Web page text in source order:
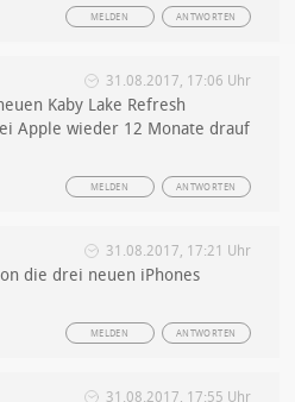
ANTWORTEN
MELDEN
31.08.2017, 17:06 Uhr
Kaby Lake Refresh
Apple wieder 12 Monate drauf
ANTWORTEN
MELDEN
31.08.2017, 17:21 Uhr
die drei neuen iPhones
ANTWORTEN
MELDEN
31.08.2017, 17:55 Uhr